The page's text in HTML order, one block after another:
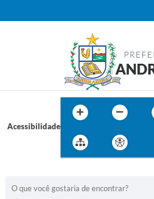
Acessibilidade